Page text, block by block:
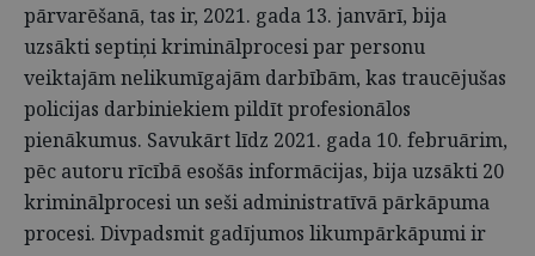
pārvarēšanā, tas ir, 2021. gada 13. janvārī, bija
uzsākti septiņi kriminālprocesi par personu
veiktajām nelikumīgajām darbībām, kas traucējušas
policijas darbiniekiem pildīt profesionālos
pienākumus. Savukārt līdz 2021. gada 10. februārim,
pēc autoru rīcībā esošās informācijas, bija uzsākti 20
kriminālprocesi un seši administratīvā pārkāpuma
procesi. Divpadsmit gadījumos likumpārkāpumi ir